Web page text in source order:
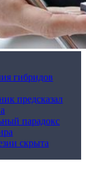
гибридов
предсказал
парадокс
скрыта